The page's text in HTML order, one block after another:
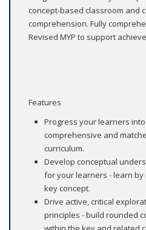
concept-based classroom and
comprehension. Fully
Revised MYP to support
Features
Progress your learners
comprehensive and
curriculum.
Develop conceptual
for your learners - learn
key concept.
Drive active, critical
principles - build rounded